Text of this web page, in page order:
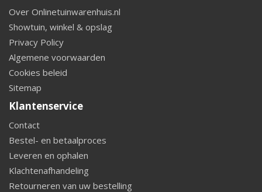
Over Onlinetuinwarenhuis.nl
Showtuin, winkel & opslag
Privacy Policy
Algemene voorwaarden
Cookies beleid
Sitemap
Klantenservice
Contact
Bestel- en betaalproces
Leveren en ophalen
Klachtenafhandeling
Retourneren van uw bestelling